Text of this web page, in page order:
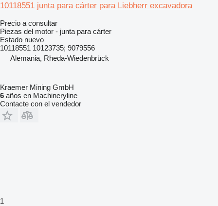
10118551 junta para cárter para Liebherr excavadora
Precio a consultar
Piezas del motor - junta para cárter
Estado nuevo
10118551 10123735; 9079556
Alemania, Rheda-Wiedenbrück
Kraemer Mining GmbH
6 años en Machineryline
Contacte con el vendedor
1